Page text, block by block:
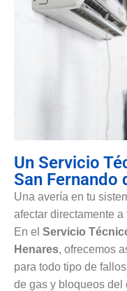
Un Servicio
San Fernando
Una avería en tu
afectar directamente
En el Servicio
Henares, ofrecemos
para todo tipo de
de gas y bloqueos del